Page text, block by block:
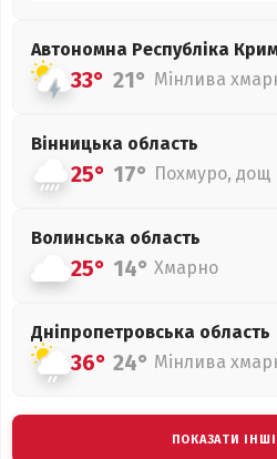
Автономна Республіка
33° 21° Мінлива
Вінницька область
25° 17° Похмуро, дощ
Волинська область
25° 14° Хмарно
Дніпропетровська область
36° 24° Мінлива
ПОКАЗАТИ